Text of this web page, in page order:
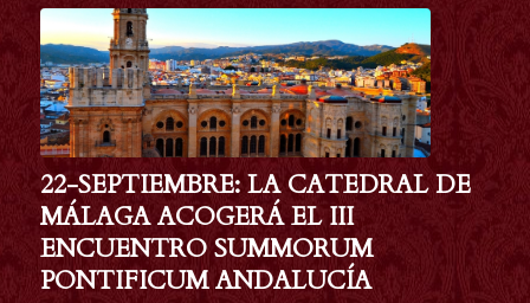
22-SEPTIEMBRE: LA CATEDRAL DE
MÁLAGA ACOGERÁ EL III
ENCUENTRO SUMMORUM
PONTIFICUM ANDALUCÍA